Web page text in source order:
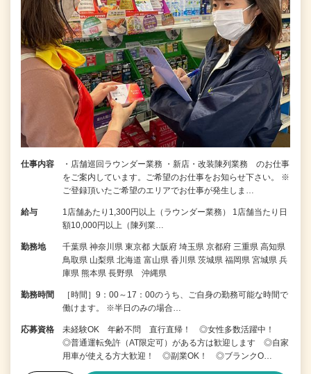
仕事内容
・店舗巡回ラウンダー業務 ・新店・改装陳列業務 のお仕事
をご案内しています。ご希望のお仕事をお知らせ下さい。 ※
ご登録頂いたご希望のエリアでお仕事が発生しま…
給与
1店舗あたり1,300円以上（ラウンダー業務） 1店舗当たり日
額10,000円以上（陳列業…
勤務地
千葉県 神奈川県 東京都 大阪府 埼玉県 京都府 三重県 高知県
鳥取県 山梨県 北海道 富山県 香川県 茨城県 福岡県 宮城県 兵
庫県 熊本県 長野県 沖縄県
勤務時間
［時間］9：00～17：00のうち、ご自身の勤務可能な時間で
働けます。 ※半日のみの場合…
応募資格
未経験OK 年齢不問 直行直帰！ ◎女性多数活躍中！
◎普通運転免許（AT限定可）がある方は歓迎します ◎自家
用車が使える方大歓迎！ ◎副業OK！ ◎ブランクO…